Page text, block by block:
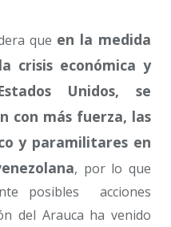
que en la medida
crisis económica y
Unidos, se
con más fuerza, las
y paramilitares en
, por lo que
posibles acciones
del Arauca ha venido